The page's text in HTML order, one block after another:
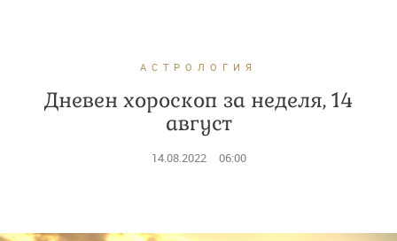
АСТРОЛОГИЯ
Дневен хороскоп за неделя, 14
август
14.08.2022 06:00